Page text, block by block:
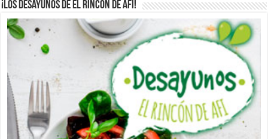
¡Los desayunos de El Rincón de Afi!